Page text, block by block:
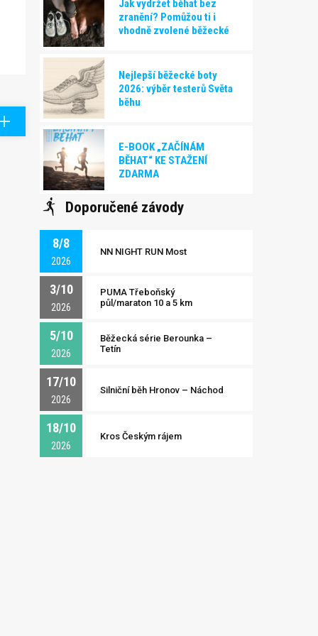
Jak vydržet běhat bez
zranění? Pomůžou ti i
vhodně zvolené běžecké
Nejlepší běžecké boty
2026: výběr testerů Světa
běhu
E-BOOK „ZAČÍNÁM
BĚHAT“ KE STAŽENÍ
ZDARMA
Doporučené závody
8/8
2026
NN NIGHT RUN Most
3/10
2026
PUMA Třeboňský
půl/maraton 10 a 5 km
5/10
2026
Běžecká série Berounka –
Tetín
17/10
2026
Silniční běh Hronov – Náchod
18/10
2026
Kros Českým rájem